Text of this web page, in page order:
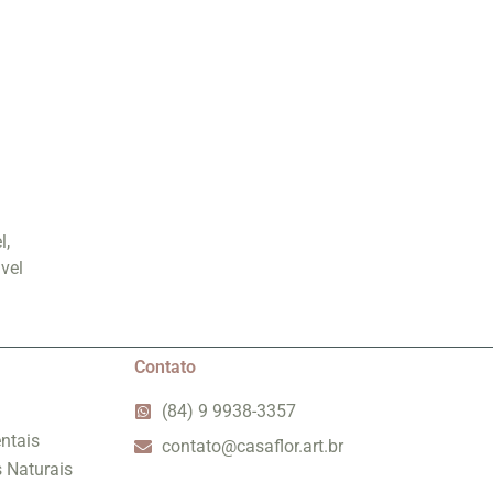
Naturais
Contato
(84) 9 9938-3357
contato@casaflor.art.br